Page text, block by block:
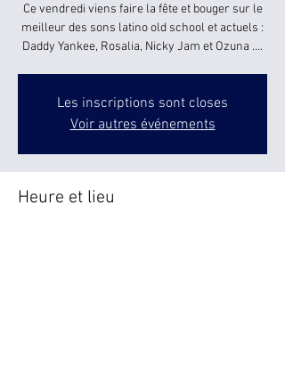
Ce vendredi viens faire la fête et bouger sur le
meilleur des sons latino old school et actuels :
Daddy Yankee, Rosalia, Nicky Jam et Ozuna ….
Les inscriptions sont closes
Voir autres événements
Heure et lieu